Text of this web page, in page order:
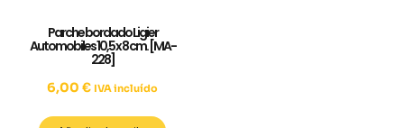
Parche bordado Ligier
Automobiles 10,5 x 8 cm. [MA-
228]
6,00 € IVA incluído